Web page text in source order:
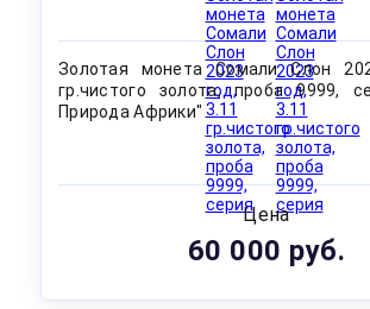
Золотая монета Сомали Слон
гр.чистого золота, проба 9999,
Природа Африки"
Цена
60 000 руб.